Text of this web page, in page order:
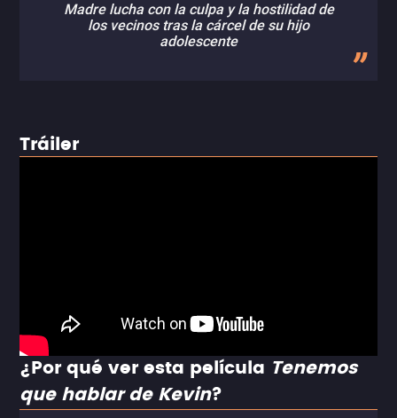
Madre lucha con la culpa y la hostilidad de
los vecinos tras la cárcel de su hijo
adolescente
Tráiler
¿Por qué ver esta película Tenemos
que hablar de Kevin?